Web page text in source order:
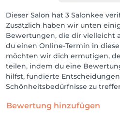
Dieser Salon hat 3 Salonkee
Zusätzlich haben wir unten
Bewertungen, die dir vielleicht
du einen Online-Termin in
möchten wir dich ermutigen,
teilen, indem du eine
hilfst, fundierte
Schönheitsbedürfnisse zu
Bewertung hinzufügen